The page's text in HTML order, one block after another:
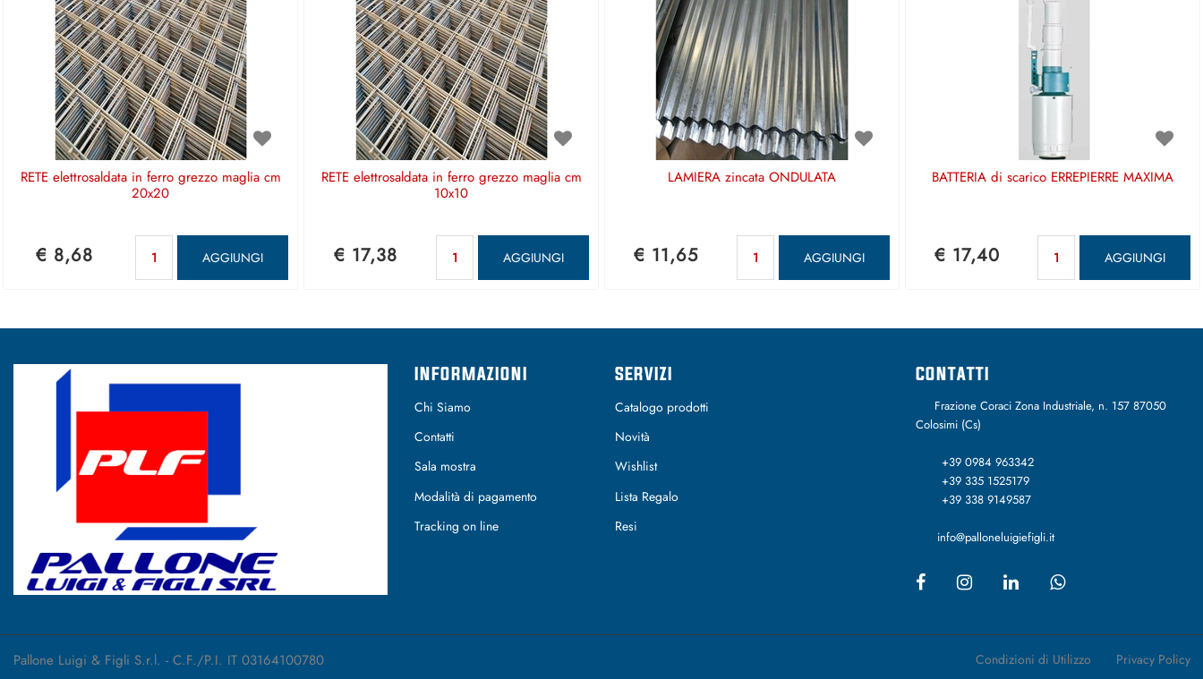
RETE elettrosaldata in ferro grezzo maglia cm
20x20
€ 8,68 AGGIUNGI
RETE elettrosaldata in ferro grezzo maglia cm
10x10
€ 17,38 AGGIUNGI
LAMIERA zincata ONDULATA
€ 11,65 AGGIUNGI
BATTERIA di scarico ERREPIERRE MAXIMA
€ 17,40 AGGIUNGI
INFORMAZIONI
Chi Siamo
Contatti
Sala mostra
Modalità di pagamento
Tracking on line
SERVIZI
Catalogo prodotti
Novità
Wishlist
Lista Regalo
Resi
CONTATTI
Frazione Coraci Zona Industriale, n. 157 87050
Colosimi (Cs)
+39 0984 963342
+39 335 1525179
+39 338 9149587
info@palloneluigiefigli.it
Pallone Luigi & Figli S.r.l. - C.F./P.I. IT 03164100780 Condizioni di Utilizzo Privacy Policy